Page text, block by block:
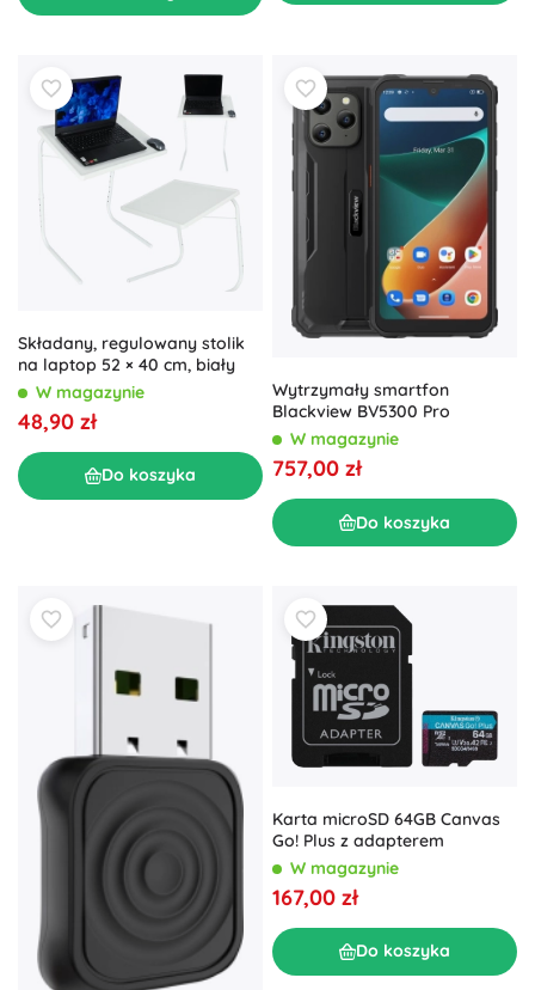
Składany, regulowany stolik
na laptop 52 × 40 cm, biały
W magazynie
48,90 zł
Do koszyka
Wytrzymały smartfon
Blackview BV5300 Pro
W magazynie
757,00 zł
Do koszyka
Karta microSD 64GB Canvas
Go! Plus z adapterem
W magazynie
167,00 zł
Do koszyka